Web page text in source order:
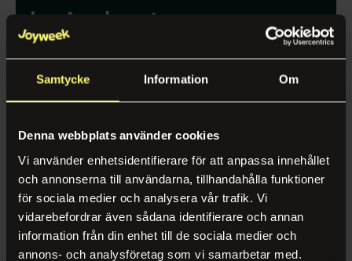
Samtycke Information Om
Denna webbplats använder cookies
Vi använder enhetsidentifierare för att anpassa innehållet
och annonserna till användarna, tillhandahålla funktioner
för sociala medier och analysera vår trafik. Vi
vidarebefordrar även sådana identifierare och annan
information från din enhet till de sociala medier och
annons- och analysföretag som vi samarbetar med.
Lei planter av oss
med service
inkludert! Vi tar
vare på plantene
dine og bytter ut
de som ikke har